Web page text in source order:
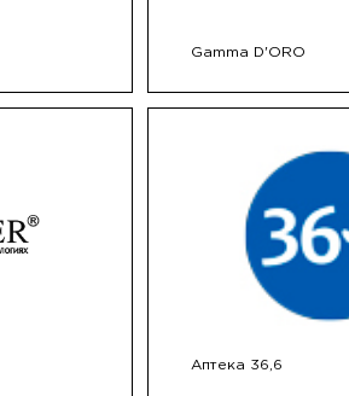
Gamma D'ORO
Аптека 36,6